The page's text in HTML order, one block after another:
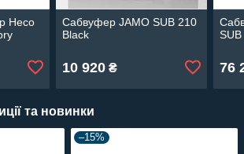
Heco
Сабвуфер JAMO SUB 210
Black
10 920₴
SUB
76
та новинки
–15%